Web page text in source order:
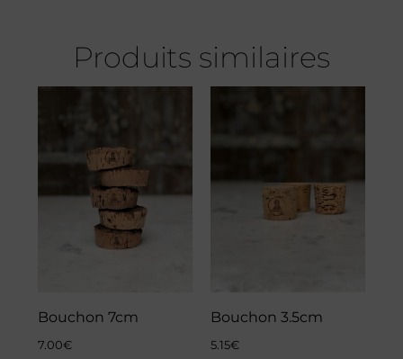
Produits similaires
Bouchon 7cm
7.00€
Bouchon 3.5cm
5.15€